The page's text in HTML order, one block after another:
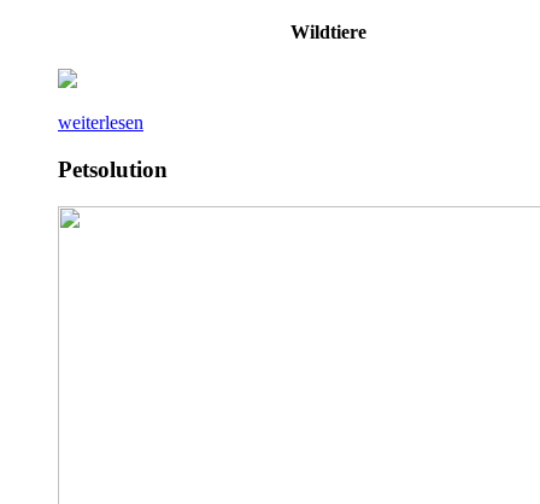
Wildtiere
weiterlesen
Petsolution